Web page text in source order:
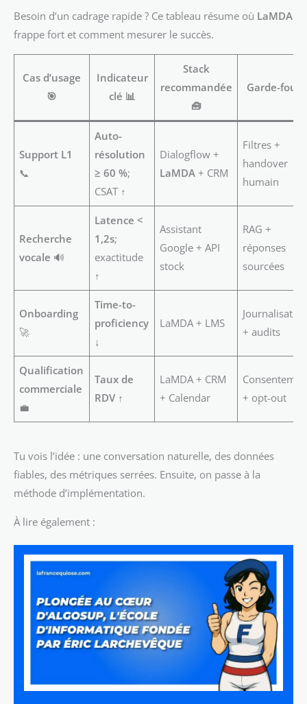
Besoin d’un cadrage rapide ? Ce tableau résume où LaMDA
frappe fort et comment mesurer le succès.
Cas d’usage
🎯
Indicateur
clé 📊
Stack
recommandée
🧰
Garde-fous
Support L1
📞
Auto-
résolution
≥ 60 %;
CSAT ↑
Dialogflow +
LaMDA + CRM
Filtres +
handover
humain
Recherche
vocale 🔊
Latence <
1,2s;
exactitude
↑
Assistant
Google + API
stock
RAG +
réponses
sourcées
Onboarding
🚀
Time-to-
proficiency
↓
LaMDA + LMS
+ audits
Qualification
commerciale
💼
Taux de
RDV ↑
LaMDA + CRM
+ Calendar
+ opt-out
Tu vois l’idée : une conversation naturelle, des données
fiables, des métriques serrées. Ensuite, on passe à la
méthode d’implémentation.
À lire également :